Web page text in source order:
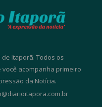
Itaporã. Todos os
acompanha primeiro
da Notícia.